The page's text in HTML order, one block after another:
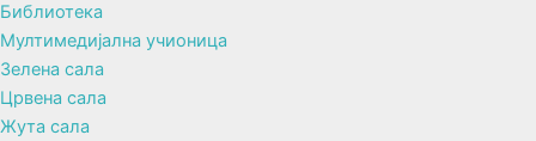
Библиотека
Мултимедијална учионица
Зелена сала
Црвена сала
Жута сала